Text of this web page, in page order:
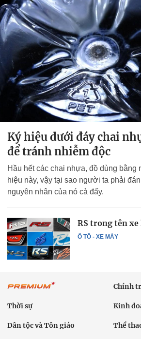
Ký hiệu dưới đáy chai
để tránh nhiễm độc
Hầu hết các chai nhựa, đồ dùng bằng
hiệu này, vậy tại sao người ta phải
nguyên nhân của nó cả đấy.
Ô TÔ - XE MÁY
RS trong tên
Chính
Thời sự Kinh
Dân tộc và Tôn giáo Thể